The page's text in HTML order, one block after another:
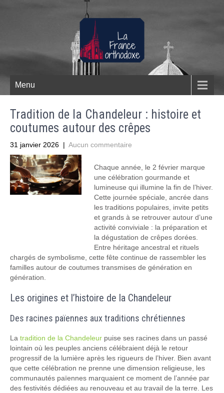
Menu
Tradition de la Chandeleur : histoire et
coutumes autour des crêpes
31 janvier 2026 | Aucun commentaire
Chaque année, le 2 février marque
une célébration gourmande et
lumineuse qui illumine la fin de l’hiver.
Cette journée spéciale, ancrée dans
les traditions populaires, invite petits
et grands à se retrouver autour d’une
activité conviviale : la préparation et
la dégustation de crêpes dorées.
Entre héritage ancestral et rituels
chargés de symbolisme, cette fête continue de rassembler les
familles autour de coutumes transmises de génération en
génération.
Les origines et l’histoire de la Chandeleur
Des racines païennes aux traditions chrétiennes
La tradition de la Chandeleur puise ses racines dans un passé
lointain où les peuples anciens célébraient déjà le retour
progressif de la lumière après les rigueurs de l’hiver. Bien avant
que cette célébration ne prenne une dimension religieuse, les
communautés païennes marquaient ce moment de l’année par
des festivités dédiées au renouveau et au travail de la terre. Les